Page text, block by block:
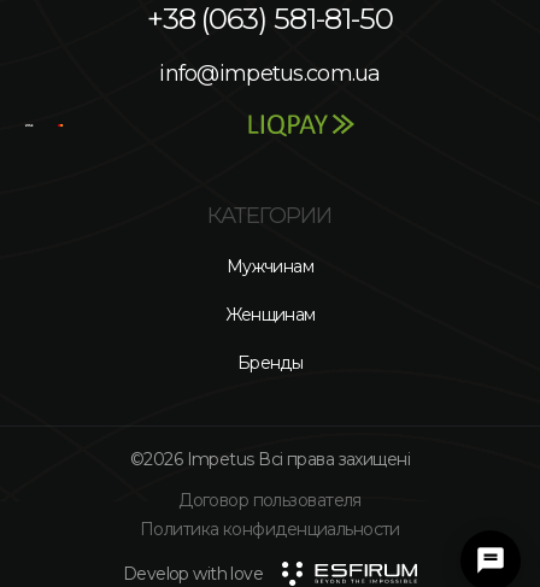
+38 (063) 581-81-50
info@impetus.com.ua
КАТЕГОРИИ
Мужчинам
Женщинам
Бренды
©2026 Impetus Всі права захищені
Договор пользователя
Политика конфиденциальности
Develop with love